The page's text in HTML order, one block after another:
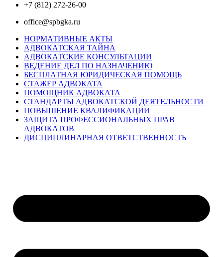
+7 (812) 272-26-00
office@spbgka.ru
НОРМАТИВНЫЕ АКТЫ
АДВОКАТСКАЯ ТАЙНА
АДВОКАТСКИЕ КОНСУЛЬТАЦИИ
ВЕДЕНИЕ ДЕЛ ПО НАЗНАЧЕНИЮ
БЕСПЛАТНАЯ ЮРИДИЧЕСКАЯ ПОМОЩЬ
СТАЖЕР АДВОКАТА
ПОМОЩНИК АДВОКАТА
СТАНДАРТЫ АДВОКАТСКОЙ ДЕЯТЕЛЬНОСТИ
ПОВЫШЕНИЕ КВАЛИФИКАЦИИ
ЗАЩИТА ПРОФЕССИОНАЛЬНЫХ ПРАВ
АДВОКАТОВ
ДИСЦИПЛИНАРНАЯ ОТВЕТСТВЕННОСТЬ